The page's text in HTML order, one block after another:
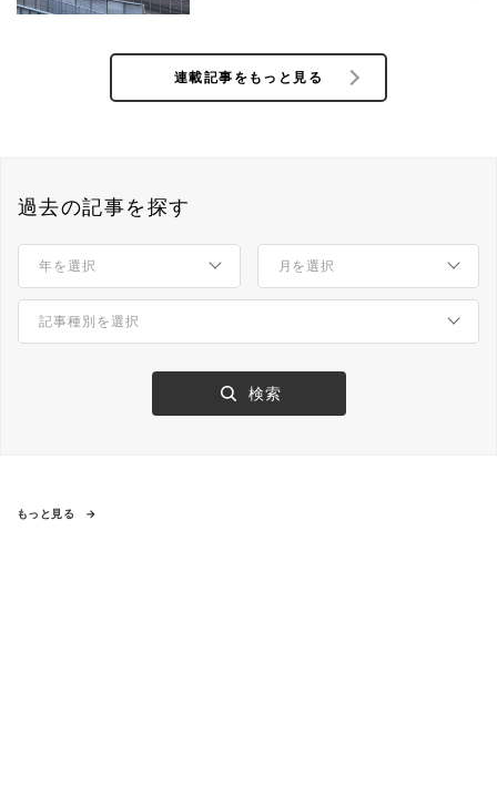
連載記事をもっと見る
過去の記事を探す
もっと見る